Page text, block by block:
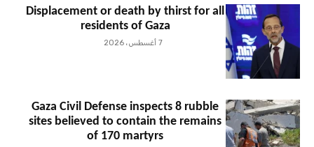
Displacement or death by thirst for all
residents of Gaza
7 أغسطس، 2026
Gaza Civil Defense inspects 8 rubble
sites believed to contain the remains
of 170 martyrs